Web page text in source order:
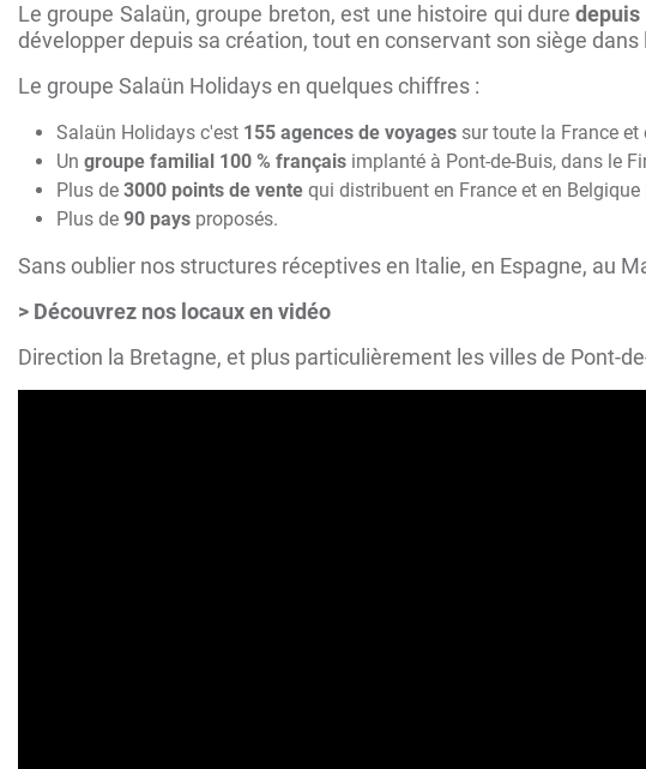
Le groupe Salaün, groupe breton, est une histoire qui duredepuis
développer depuis sa création, tout en conservant son siège dans
Le groupe Salaün Holidays en quelques chiffres :
Salaün Holidays c'est 155 agences de voyages sur toute la France et
Un groupe familial 100 % français implanté à Pont-de-Buis, dans le
Plus de 3000 points de vente qui distribuent en France et en
Plus de 90 pays proposés.
Sans oublier nos structures réceptives en Italie, en Espagne, au
> Découvrez nos locaux en vidéo
Direction la Bretagne, et plus particulièrement les villes de Pont-